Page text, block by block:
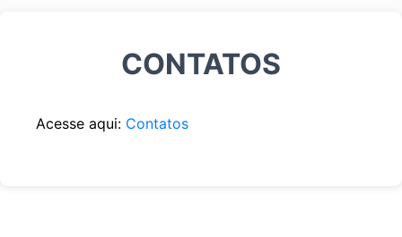
CONTATOS
Acesse aqui: Contatos